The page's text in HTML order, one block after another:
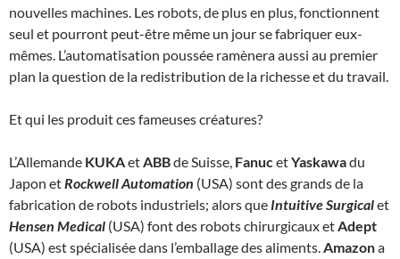
nouvelles machines. Les robots, de plus en plus, fonctionnent
seul et pourront peut-être même un jour se fabriquer eux-
mêmes. L’automatisation poussée ramènera aussi au premier
plan la question de la redistribution de la richesse et du travail.
Et qui les produit ces fameuses créatures?
L’Allemande KUKAetABBde Suisse, FanucetYaskawadu
Japon etRockwell Automation (USA) sont des grands de la
fabrication de robots industriels; alors que Intuitive Surgicalet
Hensen Medical (USA) font des robots chirurgicaux etAdept
(USA) est spécialisée dans l’emballage des aliments.Amazona